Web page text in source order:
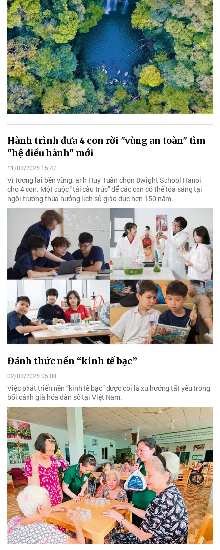
Hành trình đưa 4 con rời "vùng an toàn" tìm
"hệ điều hành" mới
11/03/2026 15:47
Vì tương lai bền vững, anh Huy Tuấn chọn Dwight School Hanoi
cho 4 con. Một cuộc "tái cấu trúc" để các con có thể tỏa sáng tại
ngôi trường thừa hưởng lịch sử giáo dục hơn 150 năm.
Đánh thức nền “kinh tế bạc”
02/03/2026 05:00
Việc phát triển nền “kinh tế bạc” được coi là xu hướng tất yếu trong
bối cảnh già hóa dân số tại Việt Nam.